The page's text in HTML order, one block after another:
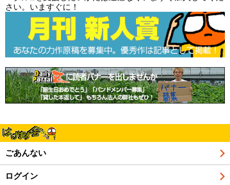
さい。いますぐに！
ごあんない
ログイン